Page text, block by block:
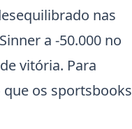
nas
a -50.000 no
vitória. Para
os sportsbooks